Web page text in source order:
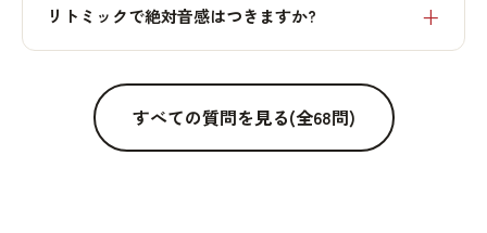
リトミックで絶対音感はつきますか?
すべての質問を見る(全68問)